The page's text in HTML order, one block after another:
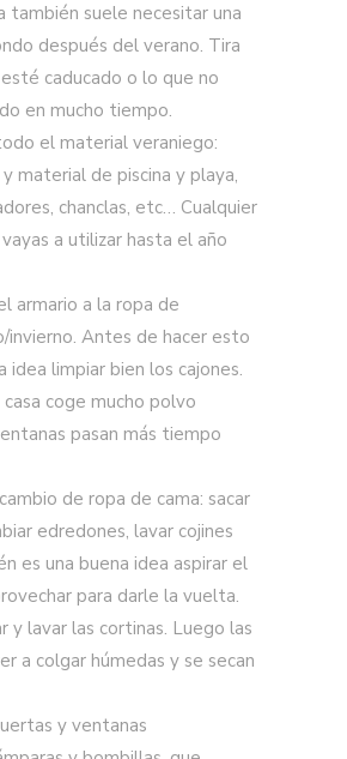
también suele necesitar una
después del verano. Tira
caducado o lo que no
en mucho tiempo.
el material veraniego:
material de piscina y playa,
chanclas, etc… Cualquier
a utilizar hasta el año
armario a la ropa de
Antes de hacer esto
idea limpiar bien los cajones.
casa coge mucho polvo
pasan más tiempo
de ropa de cama: sacar
edredones, lavar cojines
es una buena idea aspirar el
para darle la vuelta.
y lavar las cortinas. Luego las
a colgar húmedas y se secan
y ventanas